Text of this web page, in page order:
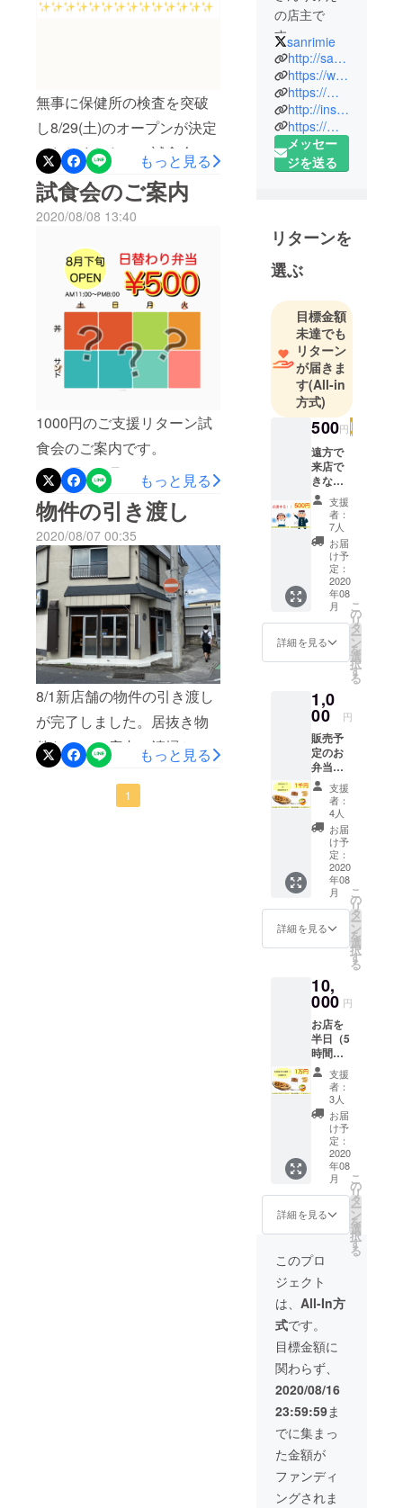
無事に保健所の検査を突破
し8/29(土)のオープンが決定
いたしました！！試食会も
予定通り8/23(日)24(月)に開
催致します。試食会のご予
約はクラウドファンディン
グ終了後にご連絡させて頂
きます。残り7時間となりま
した。どうぞ宜しくお願い
致します。
もっと見る
試食会のご案内
2020/08/08 13:40
1000円のご支援リターン試
食会のご案内です。
8/23(日)24(月)11:00〜20:00
完全予約制（8/13に保健所
の検査が入り、許可取得が
できなかった場合は延期に
なる可能性がございます）
◎内容◎日替わりメニュー
の試食サイズ丼 ３種サン
ド ３種ピタ焼そばハー
フ 1つお持ち帰りも可能で
す。◎ご来店について◎1組
様30分ごとのご予約となり
ます。1000円のリターン
ターン×2→４名まで1000円
もっと見る
物件の引き渡し
2020/08/07 00:35
8/1新店舗の物件の引き渡し
が完了しました。居抜き物
件なので、店内の清掃と、
DIY改装をいたします。徐々
にオープンへ向かっており
もっと見る
1
の店主で
す。
8月下旬
越谷市大袋
駅徒歩7分
テイクアウ
トcafeオープ
ン！
sanrimie
http://sanrimie.hp-tsukurumon.jp/content-2/
https://www.youtube.com/user/sannrimie
https://mobile.twitter.com/sanrimie
http://instagram.com/sanrimie
https://m.facebook.com/sanrimie/
メッセー
ジを送る
リターンを
選ぶ
目標金額
未達でも
リターン
が届きま
す(All-in
方式)
500円
遠方で
来店で
きない
けど、
応援し
てくれ
る方。
お礼の
メール
と、
SNSや
ホーム
ページ
でご紹
介させ
て頂き
匿名希
望の
方、紹
介なし
希望の
方は備
考欄へ
お書き
くださ
い。
支援
者：
7人
お届
け予
定：
2020
年08
月
詳細を見る
こ
の
リ
タ
ー
ン
を
選
択
す
る
1,0
00 円
販売予
定のお
弁当ひ
とつ、
もしく
は試食
会に２
名様ま
で参加
できる
権利。
試食会
は越谷
市にて8
月下旬
を予定
りま
す。試
食会を
お選び
いただ
いて
も、都
合がつ
かなけ
れば変
更可能
です。
お礼の
メール
と、
SNSや
ホーム
介させ
て頂き
ます。
匿名希
望の
方、紹
介なし
希望の
方は備
考欄へ
お書き
くださ
い。
支援
者：
4人
お届
け予
定：
2020
年08
月
詳細を見る
こ
の
リ
タ
ー
ン
を
選
択
す
る
10,
000 円
お店を
半日（5
時間）
貸し切
れる権
利。お
食事付
き。小
さなお
店でこ
の情勢
ですの
で、ご
利用は5
名様ま
でとさ
せて頂
きま
す。 お
礼の
メール
とSNS
やホー
ムペー
ジでご
紹介さ
せて頂
きま
す。匿
名希望
の方、
紹介な
し希望
の方は
支援
者：
3人
お届
け予
定：
2020
年08
月
詳細を見る
こ
の
リ
タ
ー
ン
を
選
択
す
る
このプロ
ジェクト
は、 All-In方
式です。
目標金額に
関わらず、
2020/08/16
23:59:59ま
でに集まっ
た金額が
ファンディ
ングされま